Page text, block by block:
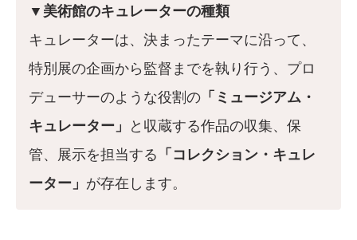
▼美術館のキュレーターの種類
キュレーターは、決まったテーマに沿って、
特別展の企画から監督までを執り行う、プロ
デューサーのような役割の 「ミュージアム・
キュレーター」 と収蔵する作品の収集、保
管、展示を担当する 「コレクション・キュレ
ーター」 が存在します。